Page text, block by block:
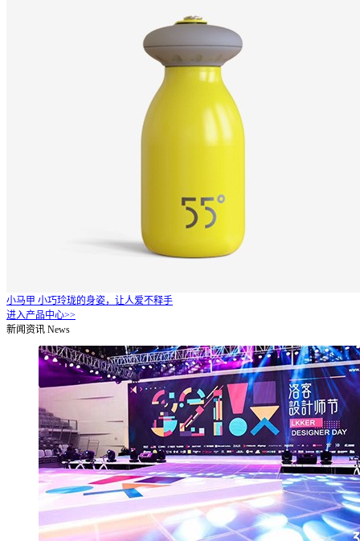
小马甲 小巧玲珑的身姿，让人爱不释手
进入产品中心>>
新闻资讯 News